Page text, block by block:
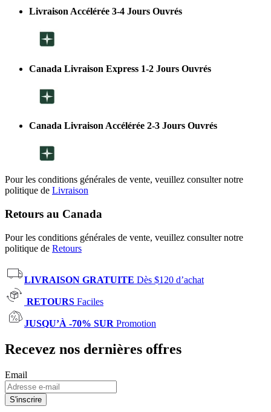
Livraison Accélérée 3-4 Jours Ouvrés
Canada Livraison Express 1-2 Jours Ouvrés
Canada Livraison Accélérée 2-3 Jours Ouvrés
Pour les conditions générales de vente, veuillez consulter notre
politique de Livraison
Retours au Canada
Pour les conditions générales de vente, veuillez consulter notre
politique de Retours
LIVRAISON GRATUITE Dès $120 d’achat
RETOURS Faciles
JUSQU’À -70% SUR Promotion
Recevez nos dernières offres
Email
S'inscrire